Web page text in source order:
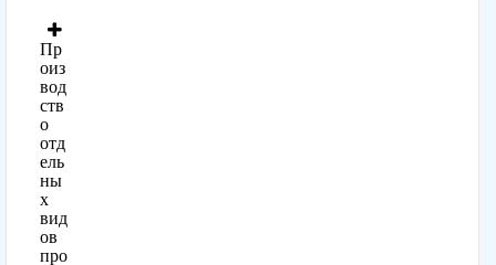
Пр
оиз
вод
ств
о
отд
ель
ны
х
вид
ов
про